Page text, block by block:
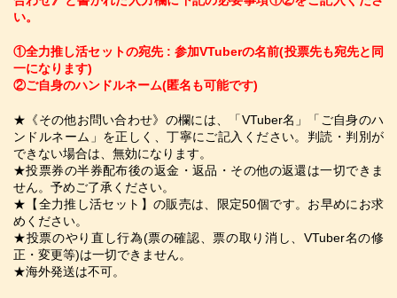
い。
​①全力推し活セットの宛先 : 参加VTuberの名前(投票先も宛先と同
一になります)
②ご自身のハンドルネーム(匿名も可能です)
★《その他お問い合わせ》の欄には、「VTuber名」「ご自身のハ
ンドルネーム」を正しく、丁寧にご記入ください。判読・判別が
できない場合は、無効になります。
★投票券の半券配布後の返金・返品・その他の返還は一切できま
せん。予めご了承ください。
★【全力推し活セット】の販売は、限定50個です。お早めにお求
めください。
★投票のやり直し行為(票の確認、票の取り消し、VTuber名の修
正・変更等)は一切できません。
★海外発送は不可。